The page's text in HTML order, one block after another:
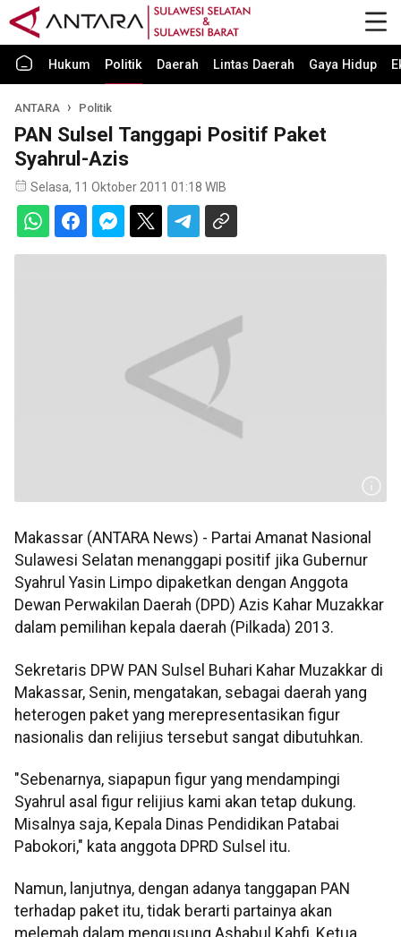
Hukum Politik Daerah Lintas Daerah Gaya Hidup
ANTARA Politik
PAN Sulsel Tanggapi Positif Paket
Syahrul-Azis
Selasa, 11 Oktober 2011 01:18 WIB
Makassar (ANTARA News) - Partai Amanat Nasional
Sulawesi Selatan menanggapi positif jika Gubernur
Syahrul Yasin Limpo dipaketkan dengan Anggota
Dewan Perwakilan Daerah (DPD) Azis Kahar Muzakkar
dalam pemilihan kepala daerah (Pilkada) 2013.
Sekretaris DPW PAN Sulsel Buhari Kahar Muzakkar di
Makassar, Senin, mengatakan, sebagai daerah yang
heterogen paket yang merepresentasikan figur
nasionalis dan relijius tersebut sangat dibutuhkan.
"Sebenarnya, siapapun figur yang mendampingi
Syahrul asal figur relijius kami akan tetap dukung.
Misalnya saja, Kepala Dinas Pendidikan Patabai
Pabokori," kata anggota DPRD Sulsel itu.
Namun, lanjutnya, dengan adanya tanggapan PAN
terhadap paket itu, tidak berarti partainya akan